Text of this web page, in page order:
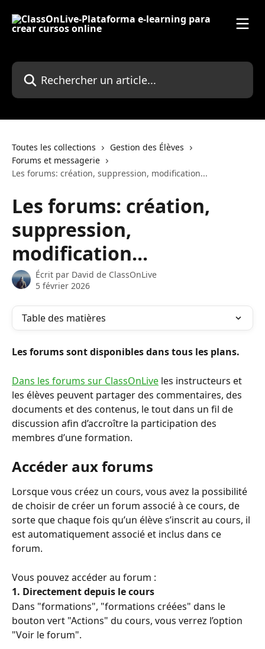
Rechercher un article...
Toutes les collections
Gestion des Élèves
Forums et messagerie
Les forums: création, suppression, modification...
Les forums: création,
suppression,
modification...
Écrit par David de ClassOnLive
5 février 2026
Table des matières
Les forums sont disponibles dans tous les plans.
Dans les forums sur ClassOnLive les instructeurs et
les élèves peuvent partager des commentaires, des
documents et des contenus, le tout dans un fil de
discussion afin d’accroître la participation des
membres d’une formation.
Accéder aux forums
Lorsque vous créez un cours, vous avez la possibilité
de choisir de créer un forum associé à ce cours, de
sorte que chaque fois qu’un élève s’inscrit au cours, il
est automatiquement associé et inclus dans ce
forum.
Vous pouvez accéder au forum :
1. Directement depuis le cours
Dans "formations", "formations créées" dans le
bouton vert "Actions" du cours, vous verrez l’option
"Voir le forum".